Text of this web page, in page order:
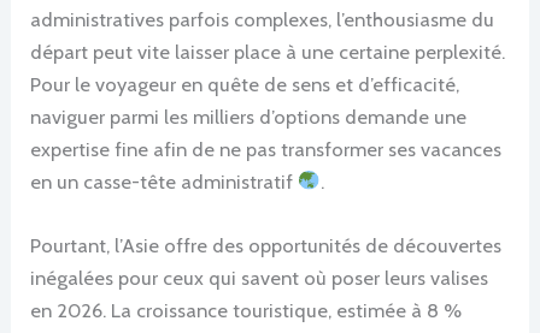
administratives parfois complexes, l’enthousiasme du
départ peut vite laisser place à une certaine perplexité.
Pour le voyageur en quête de sens et d’efficacité,
naviguer parmi les milliers d’options demande une
expertise fine afin de ne pas transformer ses vacances
en un casse-tête administratif
.
Pourtant, l’Asie offre des opportunités de découvertes
inégalées pour ceux qui savent où poser leurs valises
en 2026. La croissance touristique, estimée à 8 %